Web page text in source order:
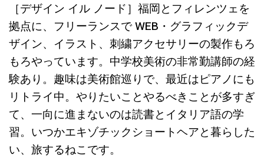
［デザイン イル ノード］福岡とフィレンツェを
拠点に、フリーランスで WEB・グラフィックデ
ザイン、イラスト、刺繍アクセサリーの製作もろ
もろやっています。中学校美術の非常勤講師の経
験あり。趣味は美術館巡りで、最近はピアノにも
リトライ中。やりたいことやるべきことが多すぎ
て、一向に進まないのは読書とイタリア語の学
習。いつかエキゾチックショートヘアと暮らした
い、旅するねこです。